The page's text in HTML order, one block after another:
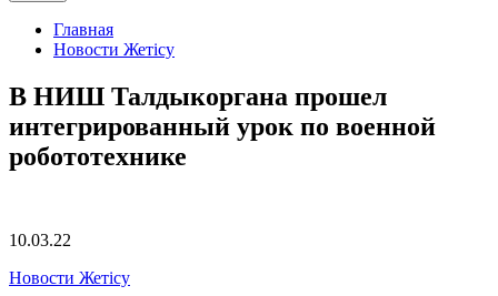
Главная
Новости Жетісу
В НИШ Талдыкоргана прошел
интегрированный урок по военной
робототехнике
10.03.22
Новости Жетісу